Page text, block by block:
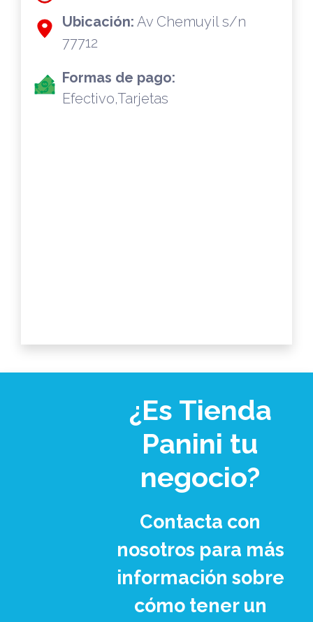
Ubicación: Av Chemuyil s/n
77712
Formas de pago:
Efectivo,Tarjetas
¿Es Tienda
Panini tu
negocio?
Contacta con
nosotros para más
información sobre
cómo tener un